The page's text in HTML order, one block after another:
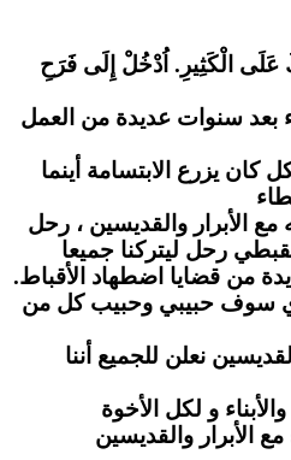
عَلَى الْكَثِيرِ. اُدْخُلْ إِلَى فَرَحِ
بعد سنوات عديدة من العمل
يزرع الابتسامة أينما
الأبرار والقديسين ، رحل
رحل ليتركنا جميعا
من قضايا اضطهاد الأقباط.
سوف حبيبي وحبيب كل من
نعلن للجميع أننا
و لكل الأخوة
الأبرار والقديسين